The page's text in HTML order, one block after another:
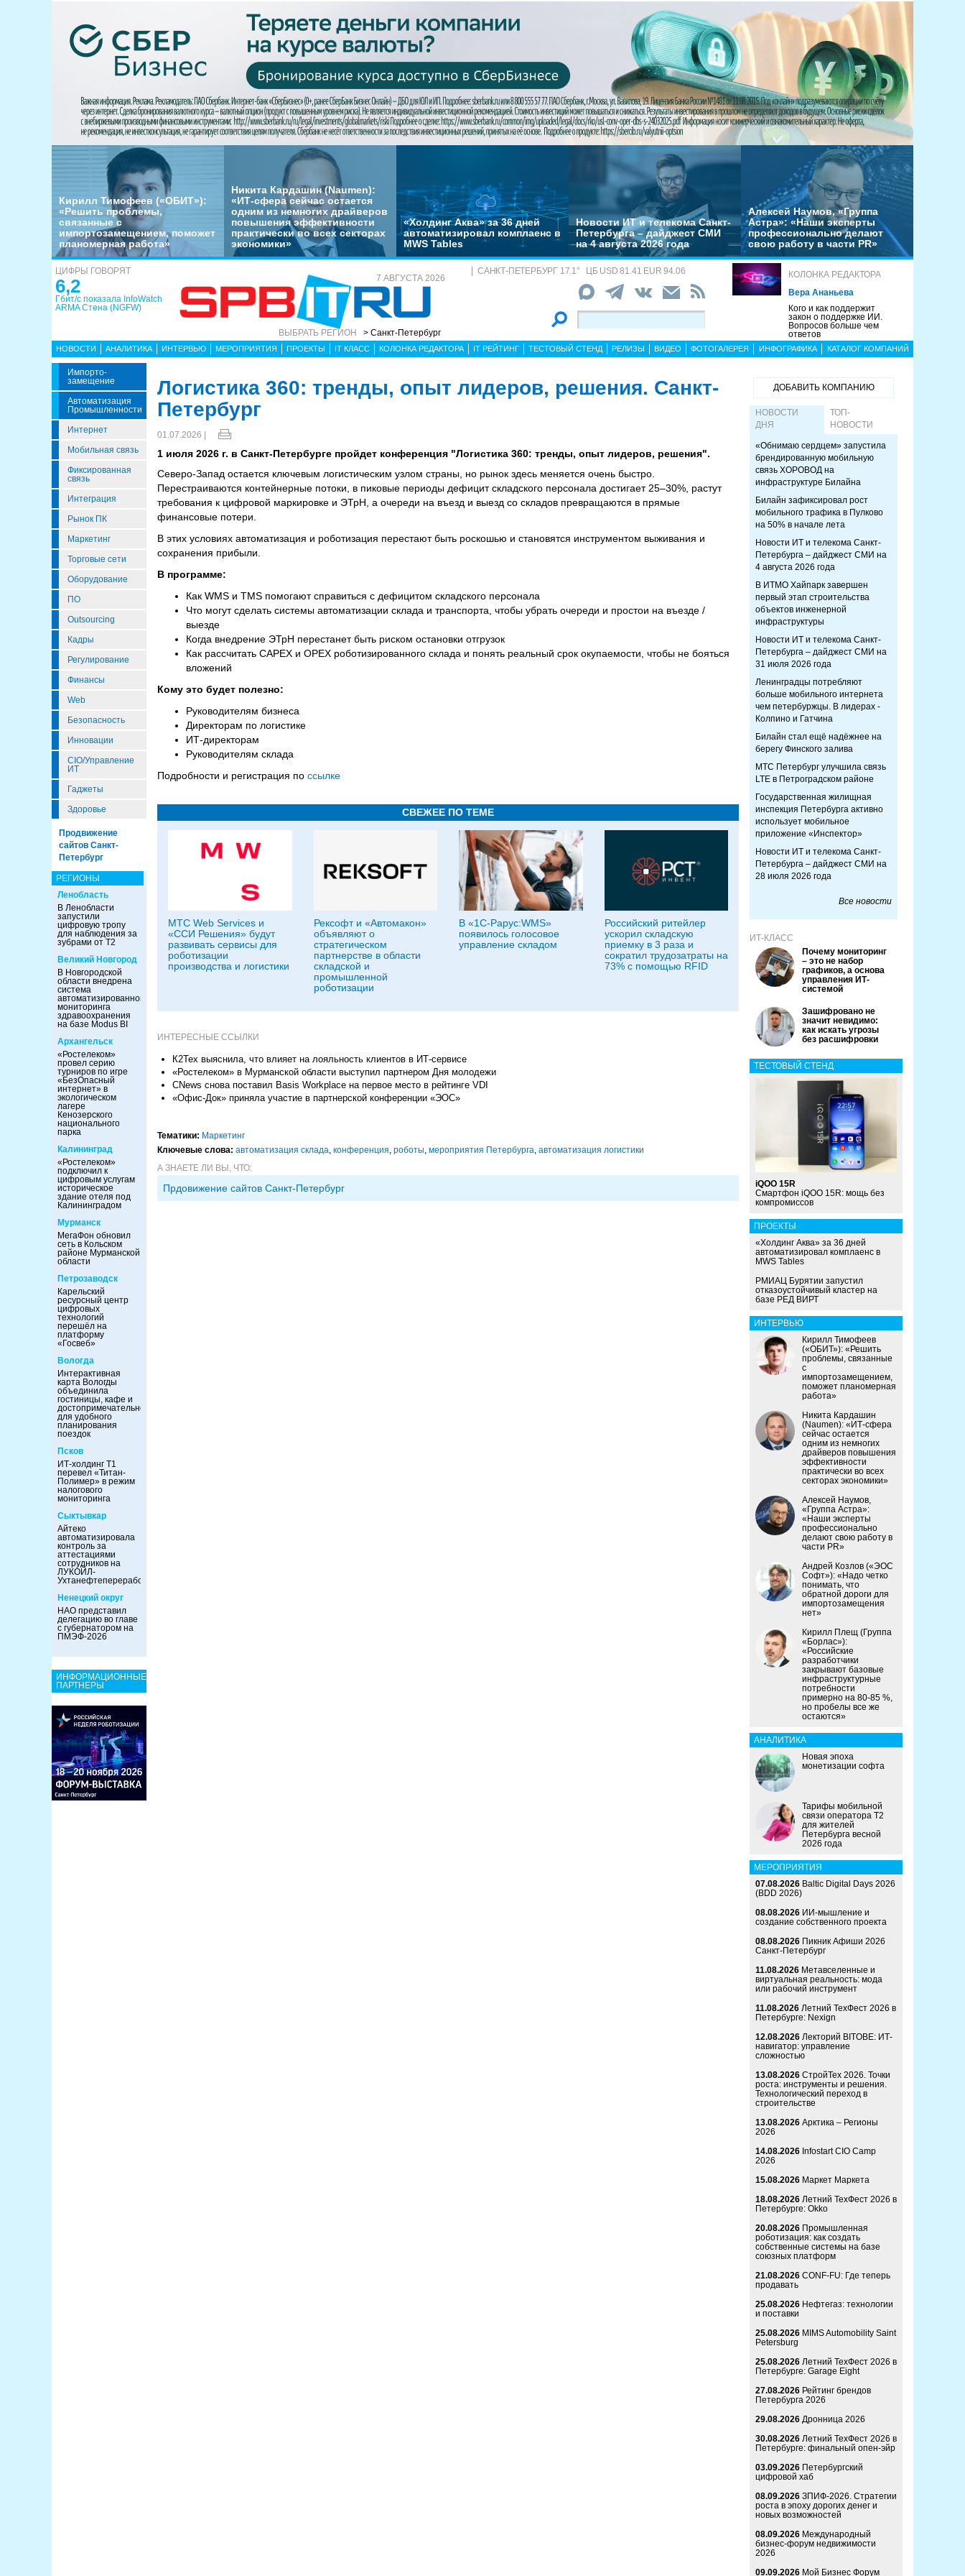
Кирилл Тимофеев («ОБИТ»):
«Решить проблемы,
связанные с
импортозамещением, поможет
планомерная работа»
Никита Кардашин (Naumen):
«ИТ-сфера сейчас остается
одним из немногих драйверов
повышения эффективности
практически во всех секторах
экономики»
«Холдинг Аква» за 36 дней
автоматизировал комплаенс в
MWS Tables
Новости ИТ и телекома Санкт-
Петербурга – дайджест СМИ
на 4 августа 2026 года
Алексей Наумов, «Группа
Астра»: «Наши эксперты
профессионально делают
свою работу в части PR»
ЦИФРЫ ГОВОРЯТ
6,2
Гбит/с показала InfoWatch
ARMA Стена (NGFW)
7 АВГУСТА 2026
ВЫБРАТЬ РЕГИОН > Санкт-Петербург
САНКТ-ПЕТЕРБУРГ 17.1° ЦБ USD 81.41 EUR 94.06
КОЛОНКА РЕДАКТОРА
Вера Ананьева
Кого и как поддержит
закон о поддержке ИИ.
Вопросов больше чем
ответов
НОВОСТИ АНАЛИТИКА ИНТЕРВЬЮ МЕРОПРИЯТИЯ ПРОЕКТЫ IT КЛАСС КОЛОНКА РЕДАКТОРА IT РЕЙТИНГ ТЕСТОВЫЙ СТЕНД РЕЛИЗЫ ВИДЕО ФОТОГАЛЕРЕЯ ИНФОГРАФИКА КАТАЛОГ КОМПАНИЙ
Импорто­
Замещение
Автоматизация
Промышленности
Интернет
Мобильная связь
Фиксированная
связь
Интеграция
Рынок ПК
Маркетинг
Торговые сети
Оборудование
ПО
Outsourcing
Кадры
Регулирование
Финансы
Web
Безопасность
Инновации
CIO/Управление
ИТ
Гаджеты
Здоровье
Продвижение
сайтов Санкт-
Петербург
РЕГИОНЫ
Ленобласть
В Ленобласти
запустили
цифровую тропу
для наблюдения за
зубрами от Т2
Великий Новгород
В Новгородской
области внедрена
система
автоматизированного
мониторинга
здравоохранения
на базе Modus BI
Архангельск
«Ростелеком»
провел серию
турниров по игре
«БезОпасный
интернет» в
экологическом
лагере
Кенозерского
национального
парка
Калининград
«Ростелеком»
подключил к
цифровым услугам
историческое
здание отеля под
Калининградом
Мурманск
МегаФон обновил
сеть в Кольском
районе Мурманской
области
Петрозаводск
Карельский
ресурсный центр
цифровых
технологий
перешёл на
платформу
«Госвеб»
Вологда
Интерактивная
карта Вологды
объединила
гостиницы, кафе и
достопримечательности
для удобного
планирования
поездок
Псков
ИТ-холдинг Т1
перевел «Титан-
Полимер» в режим
налогового
мониторинга
Сыктывкар
Айтеко
автоматизировала
контроль за
аттестациями
сотрудников на
ЛУКОЙЛ-
Ухтанефтепереработка
Ненецкий округ
НАО представил
делегацию во главе
с губернатором на
ПМЭФ-2026
ИНФОРМАЦИОННЫЕ
ПАРТНЕРЫ
Логистика 360: тренды, опыт лидеров, решения. Санкт-
Петербург
01.07.2026 |
1 июля 2026 г. в Санкт-Петербурге пройдет конференция "Логистика 360: тренды, опыт лидеров, решения".
Северо-Запад остается ключевым логистическим узлом страны, но рынок здесь меняется очень быстро.
Перестраиваются контейнерные потоки, в пиковые периоды дефицит складского персонала достигает 25–30%, растут
требования к цифровой маркировке и ЭТрН, а очереди на въезд и выезд со складов превращаются в прямые
финансовые потери.
В этих условиях автоматизация и роботизация перестают быть роскошью и становятся инструментом выживания и
сохранения прибыли.
В программе:
Как WMS и TMS помогают справиться с дефицитом складского персонала
Что могут сделать системы автоматизации склада и транспорта, чтобы убрать очереди и простои на въезде /
выезде
Когда внедрение ЭТрН перестанет быть риском остановки отгрузок
Как рассчитать CAPEX и OPEX роботизированного склада и понять реальный срок окупаемости, чтобы не бояться
вложений
Кому это будет полезно:
Руководителям бизнеса
Директорам по логистике
ИТ-директорам
Руководителям склада
Подробности и регистрация по ссылке
СВЕЖЕЕ ПО ТЕМЕ
МТС Web Services и
«ССИ Решения» будут
развивать сервисы для
роботизации
производства и логистики
Рексофт и «Автомакон»
объявляют о
стратегическом
партнерстве в области
складской и
промышленной
роботизации
В «1С-Рарус:WMS»
появилось голосовое
управление складом
Российский ритейлер
ускорил складскую
приемку в 3 раза и
сократил трудозатраты на
73% с помощью RFID
ИНТЕРЕСНЫЕ ССЫЛКИ
К2Тех выяснила, что влияет на лояльность клиентов в ИТ-сервисе
«Ростелеком» в Мурманской области выступил партнером Дня молодежи
CNews снова поставил Basis Workplace на первое место в рейтинге VDI
«Офис-Док» приняла участие в партнерской конференции «ЭОС»
Тематики: Маркетинг
Ключевые слова: автоматизация склада, конференция, роботы, мероприятия Петербурга, автоматизация логистики
А ЗНАЕТЕ ЛИ ВЫ, ЧТО:
Прдовижение сайтов Санкт-Петербург
ДОБАВИТЬ КОМПАНИЮ
НОВОСТИ
ДНЯ
ТОП-
НОВОСТИ
«Обнимаю сердцем» запустила
брендированную мобильную
связь ХОРОВОД на
инфраструктуре Билайна
Билайн зафиксировал рост
мобильного трафика в Пулково
на 50% в начале лета
Новости ИТ и телекома Санкт-
Петербурга – дайджест СМИ на
4 августа 2026 года
В ИТМО Хайпарк завершен
первый этап строительства
объектов инженерной
инфраструктуры
Новости ИТ и телекома Санкт-
Петербурга – дайджест СМИ на
31 июля 2026 года
Ленинградцы потребляют
больше мобильного интернета
чем петербуржцы. В лидерах -
Колпино и Гатчина
Билайн стал ещё надёжнее на
берегу Финского залива
МТС Петербург улучшила связь
LTE в Петроградском районе
Государственная жилищная
инспекция Петербурга активно
использует мобильное
приложение «Инспектор»
Новости ИТ и телекома Санкт-
Петербурга – дайджест СМИ на
28 июля 2026 года
Все новости
ИТ-КЛАСС
Почему мониторинг
– это не набор
графиков, а основа
управления ИТ-
системой
Зашифровано не
значит невидимо:
как искать угрозы
без расшифровки
ТЕСТОВЫЙ СТЕНД
iQOO 15R
Смартфон iQOO 15R: мощь без
компромиссов
ПРОЕКТЫ
«Холдинг Аква» за 36 дней
автоматизировал комплаенс в
MWS Tables
РМИАЦ Бурятии запустил
отказоустойчивый кластер на
базе РЕД ВИРТ
ИНТЕРВЬЮ
Кирилл Тимофеев
(«ОБИТ»): «Решить
проблемы, связанные
с
импортозамещением,
поможет планомерная
работа»
Никита Кардашин
(Naumen): «ИТ-сфера
сейчас остается
одним из немногих
драйверов повышения
эффективности
практически во всех
секторах экономики»
Алексей Наумов,
«Группа Астра»:
«Наши эксперты
профессионально
делают свою работу в
части PR»
Андрей Козлов («ЭОС
Софт»): «Надо четко
понимать, что
обратной дороги для
импортозамещения
нет»
Кирилл Плещ (Группа
«Борлас»):
«Российские
разработчики
закрывают базовые
инфраструктурные
потребности
примерно на 80-85 %,
но пробелы все же
остаются»
АНАЛИТИКА
Новая эпоха
монетизации софта
Тарифы мобильной
связи оператора Т2
для жителей
Петербурга весной
2026 года
МЕРОПРИЯТИЯ
07.08.2026 Baltic Digital Days 2026
(BDD 2026)
08.08.2026 ИИ-мышление и
создание собственного проекта
08.08.2026 Пикник Афиши 2026
Санкт-Петербург
11.08.2026 Метавселенные и
виртуальная реальность: мода
или рабочий инструмент
11.08.2026 Летний ТехФест 2026 в
Петербурге: Nexign
12.08.2026 Лекторий BITOBE: ИТ-
навигатор: управление
сложностью
13.08.2026 СтройТех 2026. Точки
роста: инструменты и решения.
Технологический переход в
строительстве
13.08.2026 Арктика – Регионы
2026
14.08.2026 Infostart CIO Camp
2026
15.08.2026 Маркет Маркета
18.08.2026 Летний ТехФест 2026 в
Петербурге: Okko
20.08.2026 Промышленная
роботизация: как создать
собственные системы на базе
союзных платформ
21.08.2026 CONF-FU: Где теперь
продавать
25.08.2026 Нефтегаз: технологии
и поставки
25.08.2026 MIMS Automobility Saint
Petersburg
25.08.2026 Летний ТехФест 2026 в
Петербурге: Garage Eight
27.08.2026 Рейтинг брендов
Петербурга 2026
29.08.2026 Дронница 2026
30.08.2026 Летний ТехФест 2026 в
Петербурге: финальный опен-эйр
03.09.2026 Петербургский
цифровой хаб
08.09.2026 ЗПИФ-2026. Стратегии
роста в эпоху дорогих денег и
новых возможностей
08.09.2026 Международный
бизнес-форум недвижимости
2026
09.09.2026 Мой Бизнес Форум